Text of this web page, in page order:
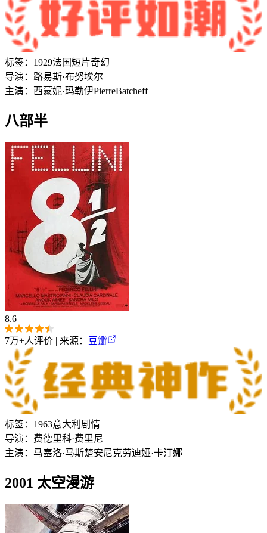
标签： 1929法国短片奇幻
导演： 路易斯·布努埃尔
主演： 西蒙妮·玛勒伊PierreBatcheff
八部半
8.6
7万+人评价 | 来源： 豆瓣
标签： 1963意大利 剧情
导演： 费德里科·费里尼
主演： 马塞洛·马斯楚安尼克劳迪娅·卡汀娜
2001 太空漫游